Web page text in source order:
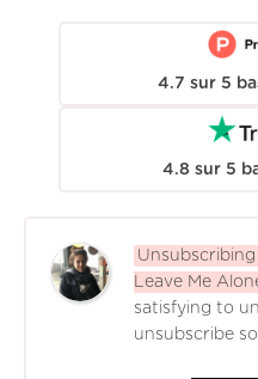
4.7 sur 5
4.8 sur 5
Unsubscribing
Leave Me
satisfying to
unsubscribe so